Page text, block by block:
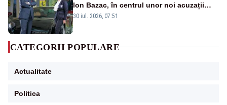
Ion Bazac, în centrul unor noi acuzații
publice
30 iul. 2026, 07:51
CATEGORII POPULARE
Actualitate
Politica